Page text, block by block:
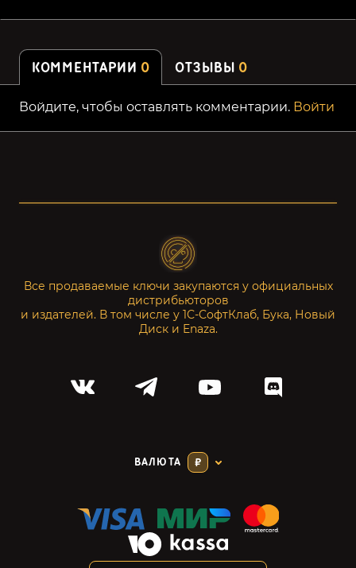
КОММЕНТАРИИ 0 ОТЗЫВЫ 0
Войдите, чтобы оставлять комментарии. Войти
Все продаваемые ключи закупаются у официальных
дистрибьюторов
и издателей. В том числе у 1С-СофтКлаб, Бука, Новый
Диск и Enaza.
ВАЛЮТА ₽